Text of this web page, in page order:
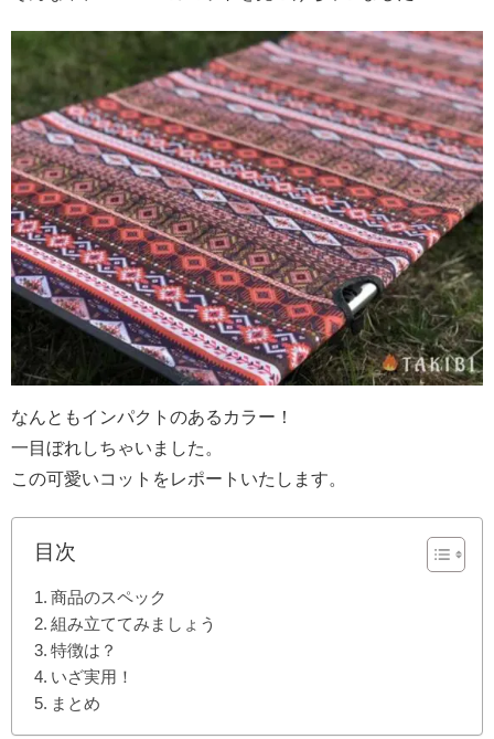
なんともインパクトのあるカラー！
一目ぼれしちゃいました。
この可愛いコットをレポートいたします。
目次
商品のスペック
組み立ててみましょう
特徴は？
いざ実用！
まとめ